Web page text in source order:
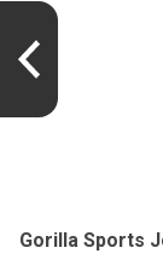
Gorilla Sports